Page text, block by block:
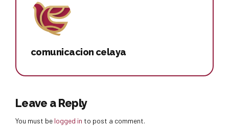
comunicacion celaya
Leave a Reply
You must be logged in to post a comment.